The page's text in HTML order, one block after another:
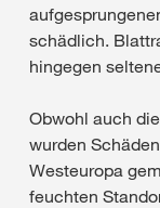
schädlich.
hingegen
Obwohl auch
wurden
Westeuropa
feuchten